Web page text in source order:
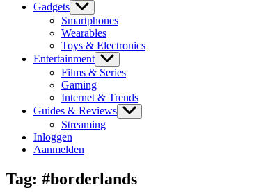
Gadgets
Smartphones
Wearables
Toys & Electronics
Entertainment
Films & Series
Gaming
Internet & Trends
Guides & Reviews
Streaming
Inloggen
Aanmelden
Tag: #borderlands